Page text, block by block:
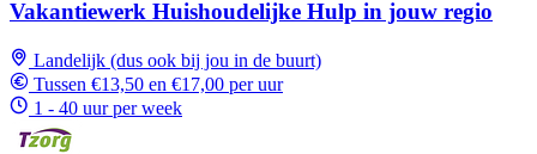
Vakantiewerk Huishoudelijke Hulp in jouw regio
Landelijk (dus ook bij jou in de buurt)
Tussen €13,50 en €17,00 per uur
1 - 40 uur per week